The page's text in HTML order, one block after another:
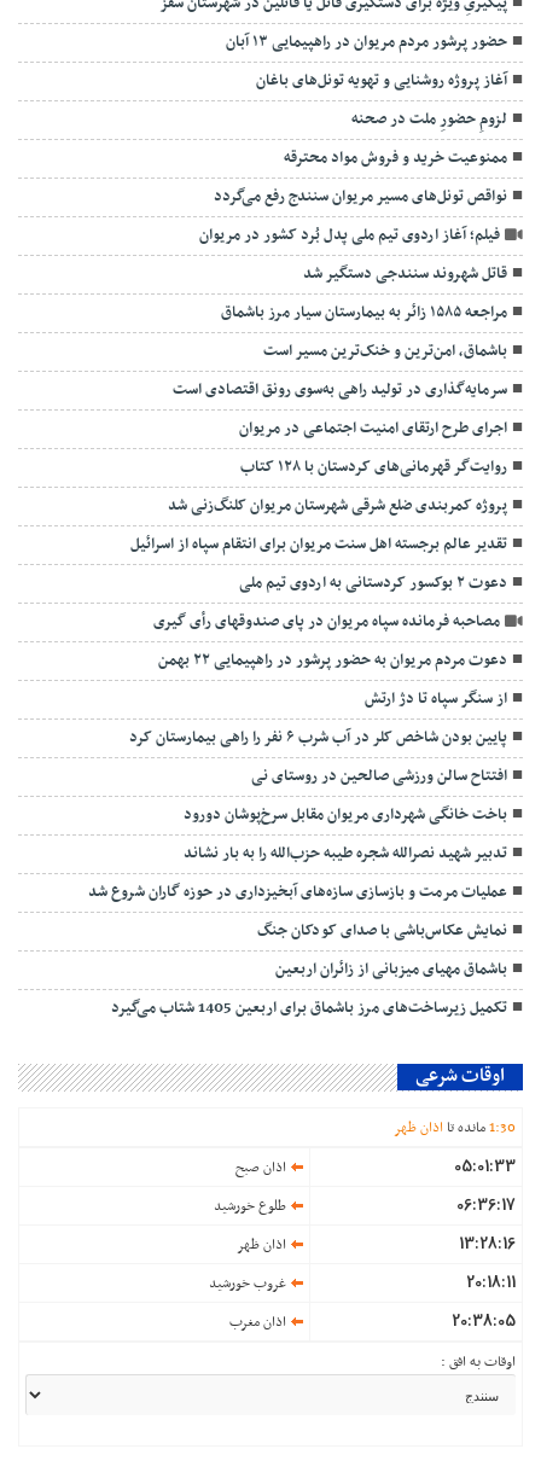
حضور پرشور مردم مریوان در راهپیمایی ۱۳ آبان
آغاز پروژه روشنایی و تهویه تونل‌های باغان
لزومِ حضورِ ملت در صحنه
ممنوعیت خرید و فروش مواد محترقه ‌
نواقص تونل‌های مسیر مریوان سنندج رفع می‌گردد
فیلم؛ آغاز اردوی تیم ملی پدل بُرد کشور در مریوان
قاتل شهروند سنندجی دستگیر شد
مراجعه ۱۵۸۵ زائر به بیمارستان سیار مرز باشماق
باشماق، امن‌ترین و خنک‌ترین مسیر است
سرمایه‌گذاری در تولید راهی به‌سوی رونق اقتصادی است
اجرای طرح ارتقای امنیت اجتماعی در مریوان
روایت‌گر قهرمانی‌های کردستان با ۱۲۸ کتاب
پروژه کمربندی ضلع شرقی شهرستان مریوان کلنگ‌زنی شد
تقدیر عالم برجسته اهل سنت مریوان برای انتقام سپاه از اسرائیل
دعوت ۲ بوکسور کردستانی به اردوی تیم ملی
مصاحبه فرمانده سپاه مریوان در پای صندوقهای رأی گیری
دعوت مردم مریوان به حضور پرشور در راهپیمایی ۲۲ بهمن
از سنگر سپاه تا دژ ارتش
پایین بودن شاخص کلر در آب شرب ۶ نفر را راهی بیمارستان کرد
افتتاح سالن ورزشی صالحین در روستای نی
باخت خانگی شهرداری مریوان مقابل سرخ‌پوشان دورود
تدبیر شهید نصرالله شجره طیبه حزب‌الله را به بار نشاند
عملیات مرمت و بازسازی سازه‌های آبخیزداری در حوزه گاران شروع شد
نمایش عکاس‌باشی با صدای کودکان جنگ
باشماق مهیای میزبانی از زائران اربعین
تکمیل زیرساخت‌های مرز باشماق برای اربعین 1405 شتاب می‌گیرد
اوقات شرعی
1:30 مانده تا اذان ظهر
05:01:33 اذان صبح
06:36:17 طلوع خورشید
13:28:16 اذان ظهر
20:18:11 غروب خورشید
20:38:05
اذان مغرب
اوقات به افق :